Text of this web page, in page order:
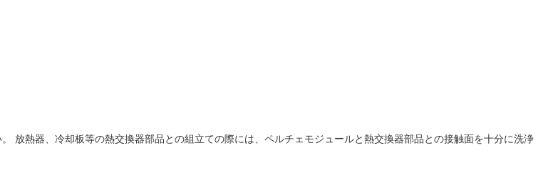
放熱器、冷却板等の熱交換器部品との組立ての際には、ペルチェモジュールと熱交換器部品との接触面を十分に洗浄